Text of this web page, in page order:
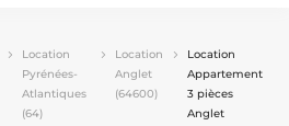
Location
Pyrénées-
Atlantiques
(64)
Location
Anglet
(64600)
Location
Appartement
3 pièces
Anglet